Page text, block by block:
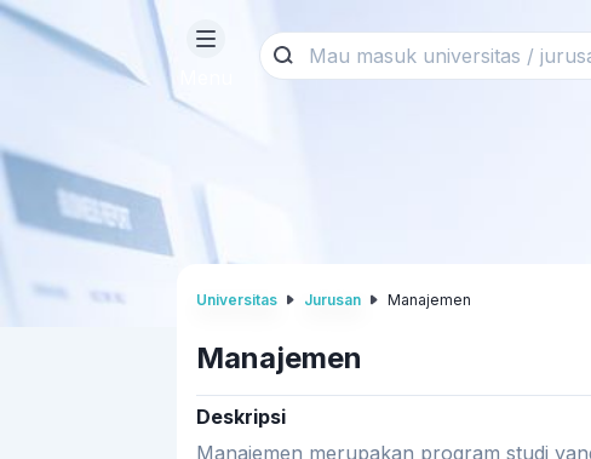
Universitas Jurusan Manajemen
Manajemen
Deskripsi
Manajemen merupakan program studi